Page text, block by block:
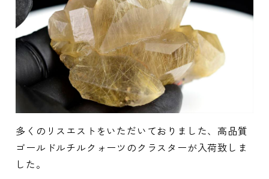
多くのリスエストをいただいておりました、高品質
ゴールドルチルクォーツのクラスターが入荷致しま
した。